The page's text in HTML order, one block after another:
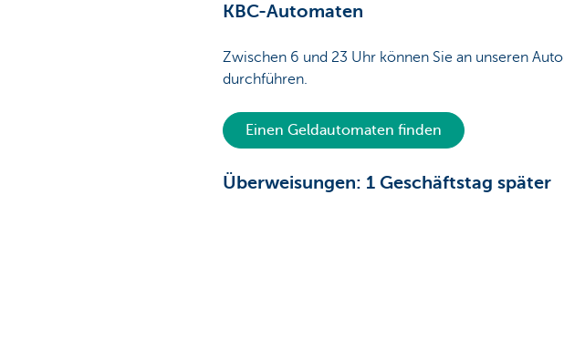
KBC-Automaten
Zwischen 6 und 23 Uhr können Sie an unseren
durchführen.
Einen Geldautomaten finden
Überweisungen: 1 Geschäftstag später